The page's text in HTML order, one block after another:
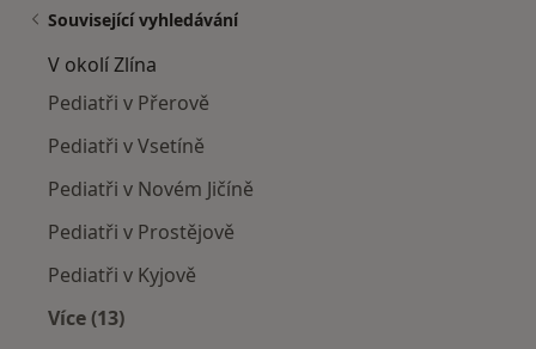
Související vyhledávání
V okolí Zlína
Pediatři v Přerově
Pediatři v Vsetíně
Pediatři v Novém Jičíně
Pediatři v Prostějově
Pediatři v Kyjově
Více (13)